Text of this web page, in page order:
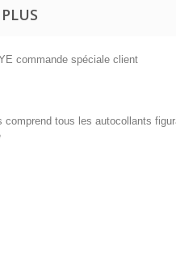
commande spéciale client
comprend tous les autocollants